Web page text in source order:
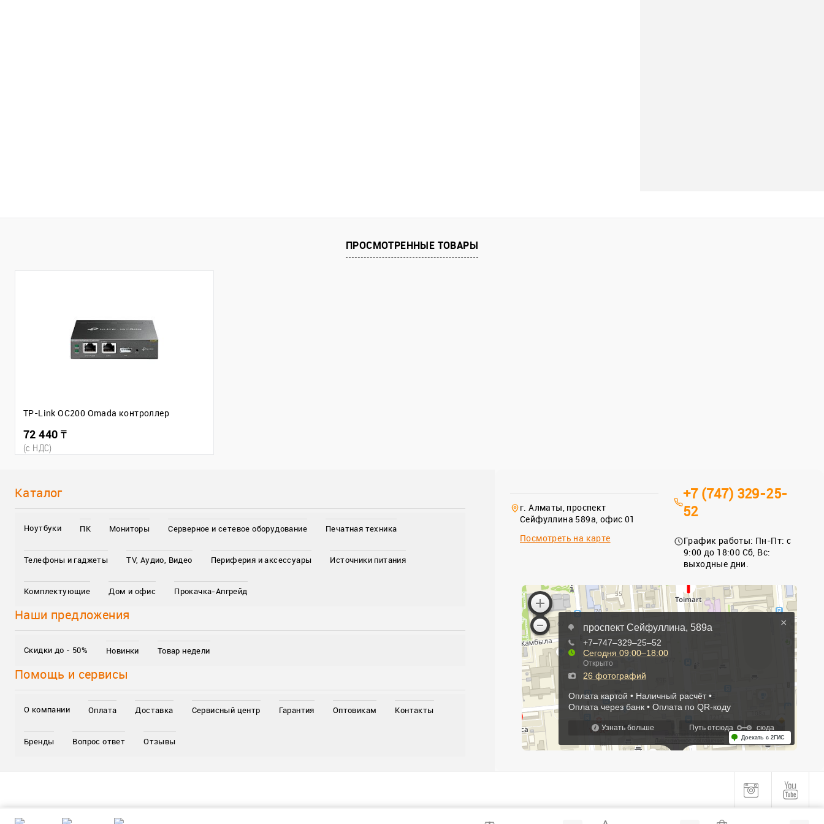
ПРОСМОТРЕННЫЕ ТОВАРЫ
TP-Link OC200 Omada контроллер
72 440 ₸
(c НДС)
Каталог
Ноутбуки ПК Мониторы Серверное и сетевое оборудование Печатная техника
Телефоны и гаджеты TV, Аудио, Видео Периферия и аксессуары Источники питания
Комплектующие Дом и офис Прокачка-Апгрейд
Наши предложения
Скидки до - 50% Новинки Товар недели
Помощь и сервисы
О компании Оплата Доставка Сервисный центр Гарантия Оптовикам Контакты
Бренды Вопрос ответ Отзывы
г. Алматы, проспект
Сейфуллина 589а, офис 01
Посмотреть на карте
+7 (747) 329-25-
52
График работы: Пн-Пт: с
9:00 до 18:00 Сб, Вс:
выходные дни.